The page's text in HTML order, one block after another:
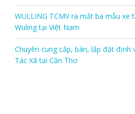
WULLING TCMV ra mắt ba mẫu xe
Wuling tại Việt Nam
Chuyên cung cấp, bán, lắp đặt định
Tác Xã tại Cần Thơ